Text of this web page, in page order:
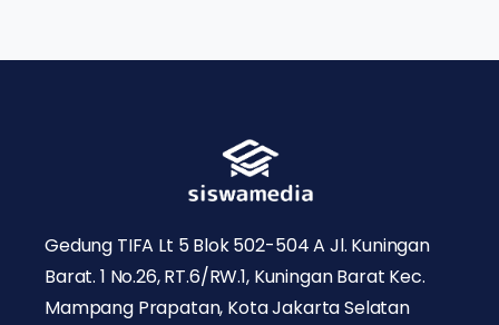
Gedung TIFA Lt 5 Blok 502-504 A Jl. Kuningan
Barat. 1 No.26, RT.6/RW.1, Kuningan Barat Kec.
Mampang Prapatan, Kota Jakarta Selatan